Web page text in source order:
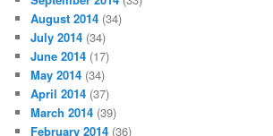
August 2014 (34)
July 2014 (34)
June 2014 (17)
May 2014 (34)
April 2014 (37)
March 2014 (39)
February 2014 (36)